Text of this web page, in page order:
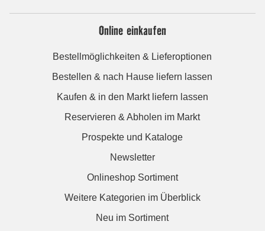
Online einkaufen
Bestellmöglichkeiten & Lieferoptionen
Bestellen & nach Hause liefern lassen
Kaufen & in den Markt liefern lassen
Reservieren & Abholen im Markt
Prospekte und Kataloge
Newsletter
Onlineshop Sortiment
Weitere Kategorien im Überblick
Neu im Sortiment